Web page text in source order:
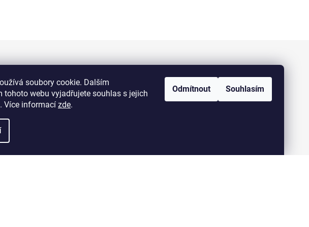
soubory cookie. Dalším
tohoto webu vyjadřujete souhlas s jejich
Více informací zde.
Odmítnout Souhlasím
Informace pro vás
Kontakty
Facebook